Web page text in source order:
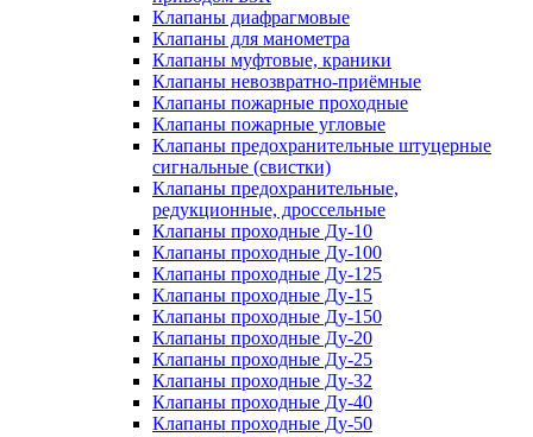
Клапаны диафрагмовые
Клапаны для манометра
Клапаны муфтовые, краники
Клапаны невозвратно-приёмные
Клапаны пожарные проходные
Клапаны пожарные угловые
Клапаны предохранительные штуцерные
сигнальные (свистки)
Клапаны предохранительные,
редукционные, дроссельные
Клапаны проходные Ду-10
Клапаны проходные Ду-100
Клапаны проходные Ду-125
Клапаны проходные Ду-15
Клапаны проходные Ду-150
Клапаны проходные Ду-20
Клапаны проходные Ду-25
Клапаны проходные Ду-32
Клапаны проходные Ду-40
Клапаны проходные Ду-50